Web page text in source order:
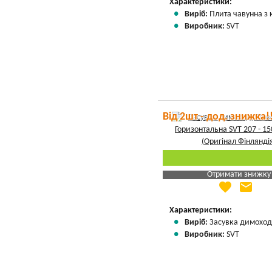
Характеристики:
Виріб: Плита чавунна
Виробник: SVT
Від 2шт - дод.
Отримати знижку
Яка Ваша ціна
favorite email
Характеристики:
Виріб: Засувка
Виробник: SVT